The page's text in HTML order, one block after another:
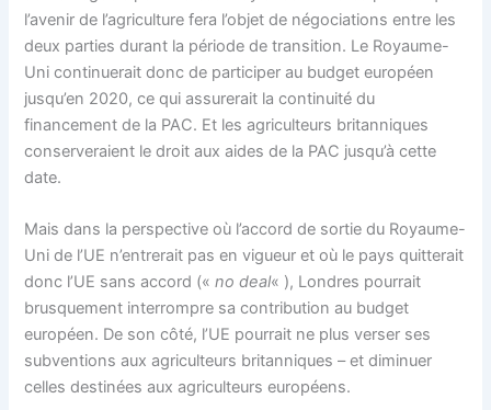
l’avenir de l’agriculture fera l’objet de négociations entre les
deux parties durant la période de transition. Le Royaume-
Uni continuerait donc de participer au budget européen
jusqu’en 2020, ce qui assurerait la continuité du
financement de la PAC. Et les agriculteurs britanniques
conserveraient le droit aux aides de la PAC jusqu’à cette
date.
Mais dans la perspective où l’accord de sortie du Royaume-
Uni de l’UE n’entrerait pas en vigueur et où le pays quitterait
donc l’UE sans accord («no deal« ), Londres pourrait
brusquement interrompre sa contribution au budget
européen. De son côté, l’UE pourrait ne plus verser ses
subventions aux agriculteurs britanniques – et diminuer
celles destinées aux agriculteurs européens.